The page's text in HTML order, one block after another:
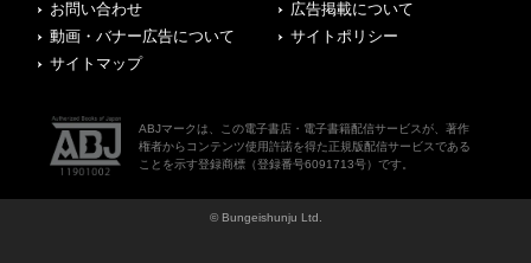
お問い合わせ
広告掲載について
動画・バナー広告について
サイトポリシー
サイトマップ
ABJマークは、この電子書店・電子書籍配信サービスが、著作
権者からコンテンツ使用許諾を得た正規版配信サービスである
ことを示す登録商標（登録番号6091713号）です。
© Bungeishunju Ltd.